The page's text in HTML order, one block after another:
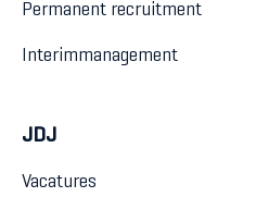
Permanent recruitment
Interimmanagement
JDJ
Vacatures